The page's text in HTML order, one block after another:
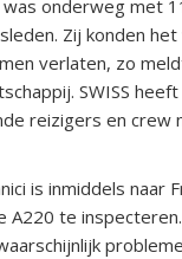
was onderweg met
Zij konden
verlaten, zo
SWISS
reizigers en crew
is inmiddels naar
A220 te inspecteren.